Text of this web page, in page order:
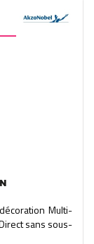
Multi-
sans sous-